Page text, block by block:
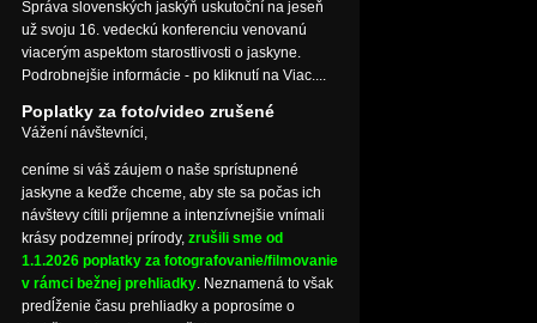
Správa slovenských jaskýň uskutoční na jeseň
už svoju 16. vedeckú konferenciu venovanú
viacerým aspektom starostlivosti o jaskyne.
Podrobnejšie informácie - po kliknutí na Viac....
Poplatky za foto/video zrušené
Vážení návštevníci,
ceníme si váš záujem o naše sprístupnené
jaskyne a keďže chceme, aby ste sa počas ich
návštevy cítili príjemne a intenzívnejšie vnímali
krásy podzemnej prírody, zrušili sme od
1.1.2026 poplatky za fotografovanie/filmovanie
v rámci bežnej prehliadky. Neznamená to však
predĺženie času prehliadky a poprosíme o